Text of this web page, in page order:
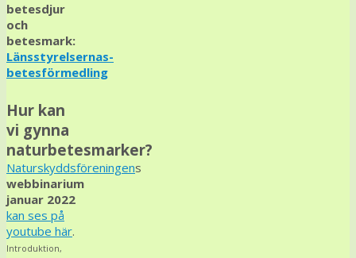
betesdjur
och
betesmark:
Länsstyrelsernas-
betesförmedling
Hur kan
vi gynna
naturbetesmarker?
Naturskyddsföreningens
webbinarium
januar 2022
kan ses på
youtube här.
Introduktion,